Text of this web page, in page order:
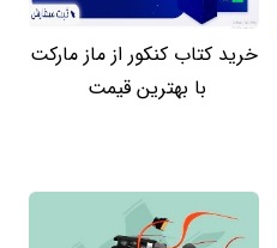
خرید کتاب کنکور از ماز مارکت
با بهترین قیمت